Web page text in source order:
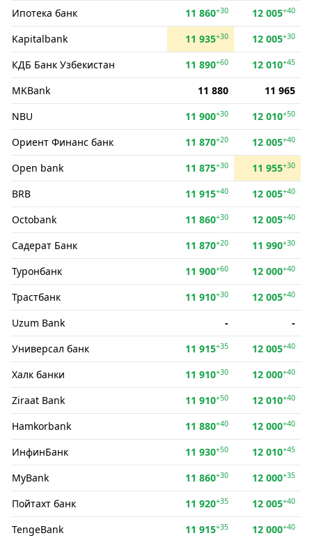
Ипотека банк 11 860+30 12 005+40
Kapitalbank 11 935+30 12 005+30
КДБ Банк Узбекистан 11 890+60 12 010+45
MKBank 11 880
11 965
NBU
11 900+30 12 010+50
Ориент Финанс банк 11 870+20 12 005+40
Open bank 11 875+30 11 955+30
BRB 11 915+40 12 005+40
Octobank 11 860+30 12 005+40
Садерат Банк 11 870+20 11 990+30
Туронбанк 11 900+60 12 000+40
Трастбанк 11 910+30 12 005+40
Uzum Bank -
-
Универсал банк
11 915+35 12 005+40
Халк банки 11 910+30 12 000+40
Ziraat Bank 11 910+50 12 010+40
Hamkorbank 11 880+40 12 000+40
ИнфинБанк 11 930+50 12 010+45
MyBank 11 860+30 12 000+35
Пойтахт банк 11 920+35 12 005+40
TengeBank 11 915+35 12 000+40